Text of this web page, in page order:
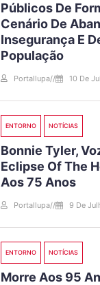
Públicos De
Cenário De
Insegurança E
População
Portallupa// 10 De
ENTORNO NOTÍCIAS
Bonnie Tyler,
Eclipse Of The
Aos 75 Anos
Portallupa// 9 De
ENTORNO NOTÍCIAS
Morre Aos 95